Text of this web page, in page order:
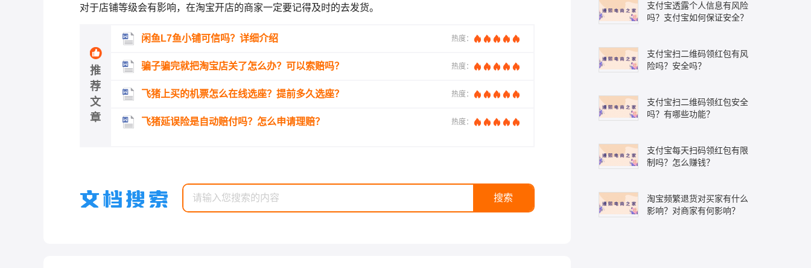
对于店铺等级会有影响，在淘宝开店的商家一定要记得及时的去发货。
推
荐
文
章
闲鱼L7鱼小铺可信吗？详细介绍 热度：
骗子骗完就把淘宝店关了怎么办？可以索赔吗？ 热度：
飞猪上买的机票怎么在线选座？提前多久选座？ 热度：
飞猪延误险是自动赔付吗？怎么申请理赔？ 热度：
支付宝透露个人信息有风险
吗？支付宝如何保证安全？
支付宝扫二维码领红包有风
险吗？安全吗？
支付宝扫二维码领红包安全
吗？有哪些功能？
支付宝每天扫码领红包有限
制吗？怎么赚钱？
淘宝频繁退货对买家有什么
影响？对商家有何影响？